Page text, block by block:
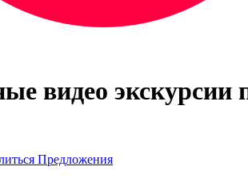
видео
Предложения